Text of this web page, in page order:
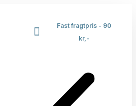
Fast fragtpris - 90
kr,-